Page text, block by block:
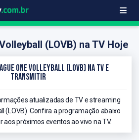
(LOVB) na TV Hoje
One Volleyball (LOVB) na TV e
Transmitir
atualizadas de TV e streaming
(LOVB). Confira a programação abaixo
aos próximos eventos ao vivo na TV.